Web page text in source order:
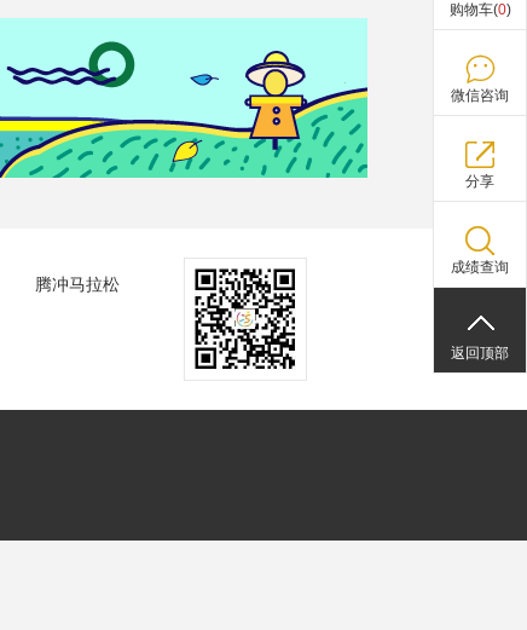
腾冲马拉松
购物车(0)
微信咨询
分享
成绩查询
返回顶部